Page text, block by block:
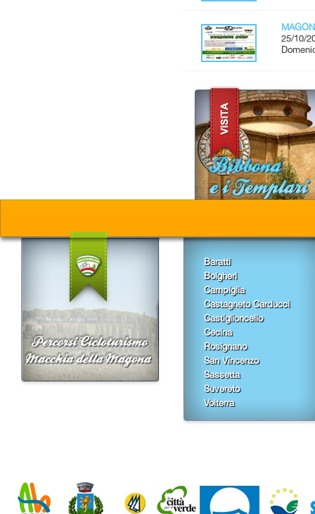
25/10/
Baratti
Bolgheri
Campiglia
Castagneto Carducci
Castiglioncello
Cecina
Rosignano
San Vincenzo
Sassetta
Suvereto
Volterra